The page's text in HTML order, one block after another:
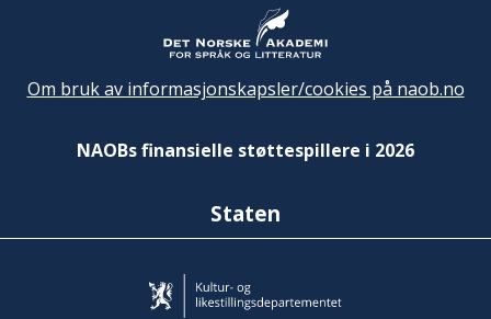
Om bruk av informasjonskapsler/cookies på naob.no
NAOBs finansielle støttespillere i 2026
Staten